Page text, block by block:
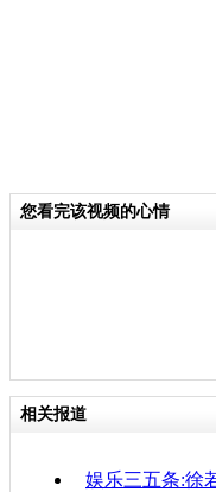
您看完该视频的心情
相关报道
娱乐三五条:徐